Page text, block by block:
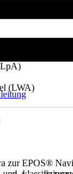
Sirene, App
(LWA)
zur EPOS®